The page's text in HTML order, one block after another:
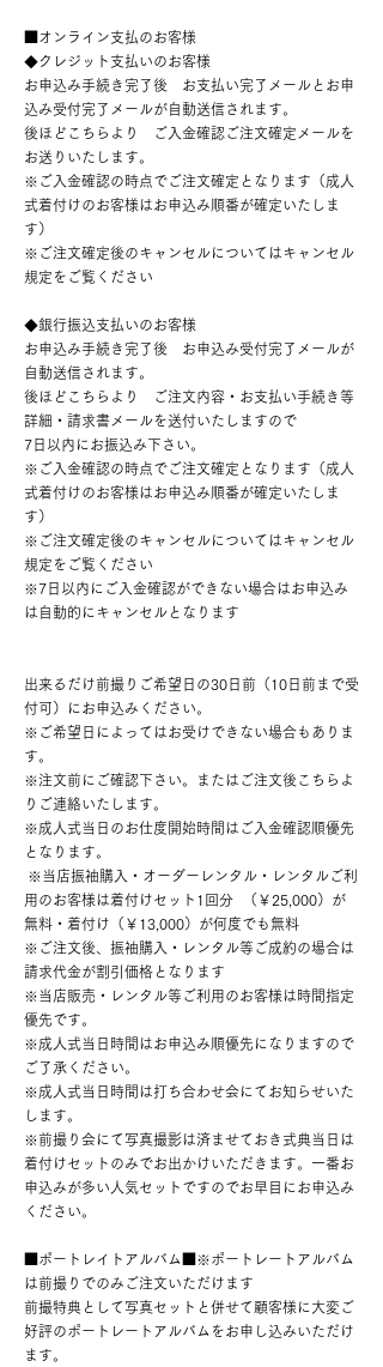
​■オンライン支払のお客様
◆クレジット支払いのお客様
お申込み手続き完了後 お支払い完了メールとお申
込み受付完了メールが自動送信されます。
後ほどこちらより ご入金確認ご注文確定メールを
お送りいたします。
※ご入金確認の時点でご注文確定となります（成人
式着付けのお客様はお申込み順番が確定いたしま
す）
※ご注文確定後のキャンセルについてはキャンセル
規定をご覧ください
◆銀行振込支払いのお客様
お申込み手続き完了後 お申込み受付完了メールが
自動送信されます。
後ほどこちらより ご注文内容・お支払い手続き等
詳細・請求書メールを送付いたしますので
7日以内にお振込み下さい。
※ご入金確認の時点でご注文確定となります（成人
式着付けのお客様はお申込み順番が確定いたしま
す）
※ご注文確定後のキャンセルについてはキャンセル
規定をご覧ください
※7日以内にご入金確認ができない場合はお申込み
は自動的にキャンセルとなります
出来るだけ前撮りご希望日の30日前（10日前まで受
付可）にお申込みください。
※ご希望日によってはお受けできない場合もありま
す。
※注文前にご確認下さい。またはご注文後こちらよ
りご連絡いたします。
※成人式当日のお仕度開始時間はご入金確認順優先
となります。
※当店振袖購入・オーダーレンタル・レンタルご利
用のお客様は着付けセット1回分 （￥25,000）が
無料・着付け（￥13,000）が何度でも無料
※ご注文後、振袖購入・レンタル等ご成約の場合は
請求代金が割引価格となります
※当店販売・レンタル等ご利用のお客様は時間指定
優先です。
※成人式当日時間はお申込み順優先になりますので
ご了承ください。
※成人式当日時間は打ち合わせ会にてお知らせいた
します。
※前撮り会にて写真撮影は済ませておき式典当日は
着付けセットのみでお出かけいただきます。一番お
申込みが多い人気セットですのでお早目にお申込み
ください。
■ポートレイトアルバム■※ポートレートアルバム
は前撮りでのみご注文いただけます
前撮特典として写真セットと併せて顧客様に大変ご
好評のポートレートアルバムをお申し込みいただけ
ます。